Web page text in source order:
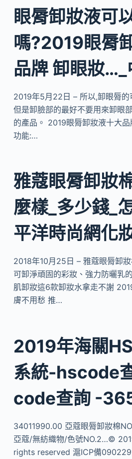
眼脣卸妝液可
嗎?2019眼脣
品牌 卸眼妝…_
2019年5月22日 – 所以,卸眼脣的
但是卸臉部的最好不要用來卸眼
的產品。 2019眼脣卸妝液十大
功能:…
雅蔻眼脣卸妝
麼樣_多少錢_
平洋時尚網化
2018年10月25日 – 雅蔻眼脣卸
可卸淨頑固的彩妝、強力防曬乳
肌卸妝這6款卸妝水拿走不謝
膚不用愁 推…
2019年海關
系統-hscode
code查詢 -
34011990.00 亞蔻眼脣卸妝棉
亞蔻/無紡織物/色號NO.2…©
rights reserved 滬ICP備